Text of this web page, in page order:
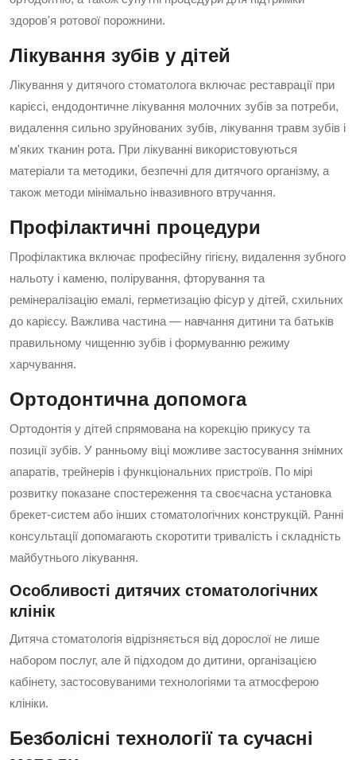
здоров'я ротової порожнини.
Лікування зубів у дітей
Лікування у дитячого стоматолога включає реставрації при
карієсі, ендодонтичне лікування молочних зубів за потреби,
видалення сильно зруйнованих зубів, лікування травм зубів і
м'яких тканин рота. При лікуванні використовуються
матеріали та методики, безпечні для дитячого організму, а
також методи мінімально інвазивного втручання.
Профілактичні процедури
Профілактика включає професійну гігієну, видалення зубного
нальоту і каменю, полірування, фторування та
ремінералізацію емалі, герметизацію фісур у дітей, схильних
до карієсу. Важлива частина — навчання дитини та батьків
правильному чищенню зубів і формуванню режиму
харчування.
Ортодонтична допомога
Ортодонтія у дітей спрямована на корекцію прикусу та
позиції зубів. У ранньому віці можливе застосування знімних
апаратів, трейнерів і функціональних пристроїв. По мірі
розвитку показане спостереження та своєчасна установка
брекет-систем або інших стоматологічних конструкцій. Ранні
консультації допомагають скоротити тривалість і складність
майбутнього лікування.
Особливості дитячих стоматологічних
клінік
Дитяча стоматологія відрізняється від дорослої не лише
набором послуг, але й підходом до дитини, організацією
кабінету, застосовуваними технологіями та атмосферою
клініки.
Безболісні технології та сучасні